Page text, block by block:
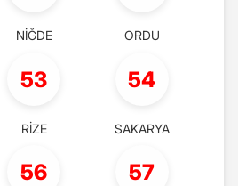
NİĞDE ORDU
53
RİZE
54
SAKARYA
56 57